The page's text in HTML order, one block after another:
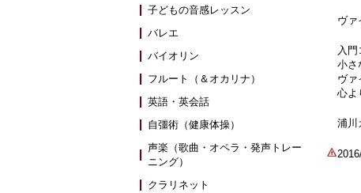
ヴァ
入
小さ
ヴァ
心よ
浦川
子どもの音感レッスン
バレエ
バイオリン
フルート（＆オカリナ）
英語・英会話
自彊術（健康体操）
声楽（歌曲・オペラ・発声トレー
ニング）
クラリネット